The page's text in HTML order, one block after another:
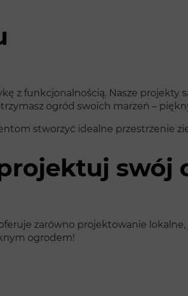
z funkcjonalnością. Nasze projekty
ogród swoich marzeń –
stworzyć idealne przestrzenie
swój
zarówno projektowanie
ogrodem!